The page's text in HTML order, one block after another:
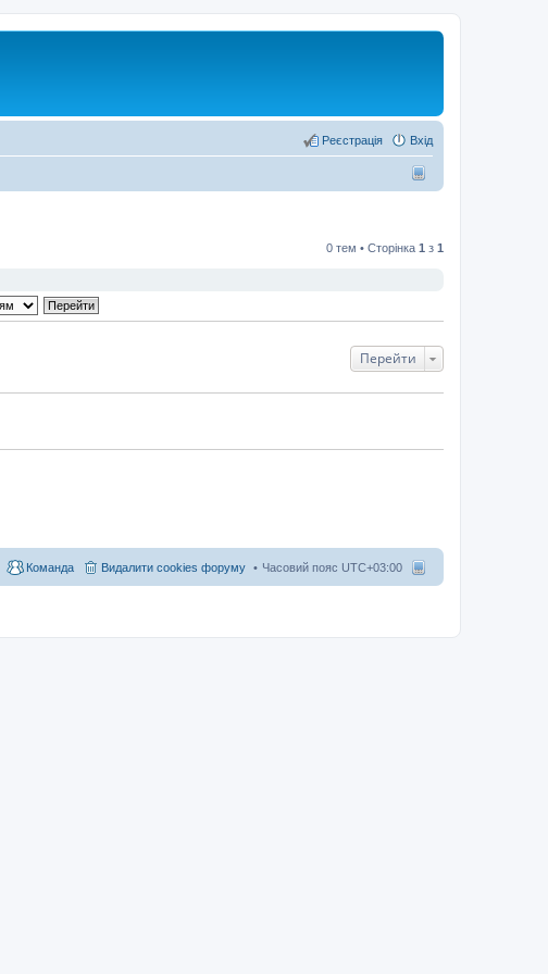
Вхід
Реєстрація
0 тем • Сторінка 1 з 1
Перейти
Часовий пояс UTC+03:00
Видалити cookies форуму
Команда